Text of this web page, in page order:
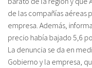
de las compañías aéreas
empresa. Además,
precio había bajado 5,6
La denuncia se da en
Gobierno y la empresa,